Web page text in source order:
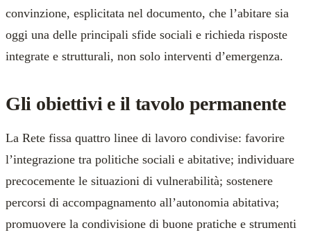
convinzione, esplicitata nel documento, che l’abitare sia
oggi una delle principali sfide sociali e richieda risposte
integrate e strutturali, non solo interventi d’emergenza.
Gli obiettivi e il tavolo permanente
La Rete fissa quattro linee di lavoro condivise: favorire
l’integrazione tra politiche sociali e abitative; individuare
precocemente le situazioni di vulnerabilità; sostenere
percorsi di accompagnamento all’autonomia abitativa;
promuovere la condivisione di buone pratiche e strumenti